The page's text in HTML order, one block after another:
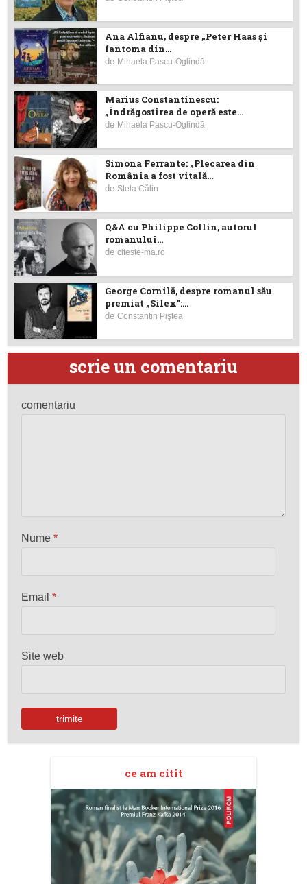
Ana Alfianu, despre „Peter Haas și
fantoma din...
de Mihaela Pascu-Oglindă
Marius Constantinescu:
„Îndrăgostirea de operă este...
de Mihaela Pascu-Oglindă
Simona Ferrante: „Plecarea din
România a fost vitală...
de Stela Călin
Q&A cu Philippe Collin, autorul
romanului...
deciteste-ma.ro
George Cornilă, despre romanul său
premiat „Silex”:...
deConstantin Piştea
scrie un comentariu
comentariu
Nume*
Email*
Site web
ce am citit